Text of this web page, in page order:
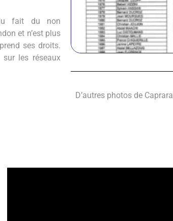
fait du non
et n’est plus
ses droits.
les réseaux
D’autres photos de Caprara